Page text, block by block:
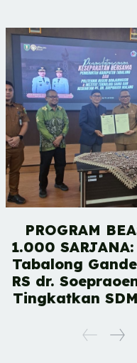
PROGRAM
1.000
Tabalong
RS dr.
Tingkatkan